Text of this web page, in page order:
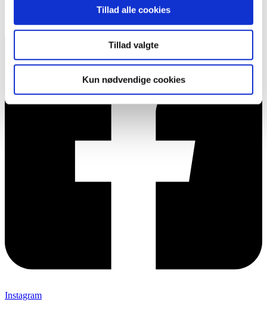
Tillad alle cookies
Tillad valgte
Kun nødvendige cookies
Instagram